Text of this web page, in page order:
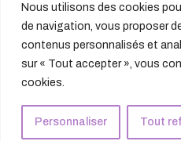
Nous utilisons des cookies
de navigation, vous proposer
contenus personnalisés et
sur « Tout accepter », vous
cookies.
Personnaliser Tout
Plan
Politique de
Politique de protection
Devenir